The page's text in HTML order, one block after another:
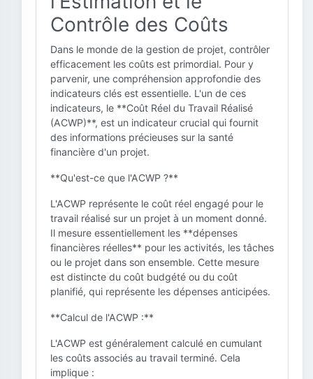
Contrôle des Coûts
Dans le monde de la gestion de projet, contrôler
efficacement les coûts est primordial. Pour y
parvenir, une compréhension approfondie des
indicateurs clés est essentielle. L'un de ces
indicateurs, le **Coût Réel du Travail Réalisé
(ACWP)**, est un indicateur crucial qui fournit
des informations précieuses sur la santé
financière d'un projet.
**Qu'est-ce que l'ACWP ?**
L'ACWP représente le coût réel engagé pour le
travail réalisé sur un projet à un moment donné.
Il mesure essentiellement les **dépenses
financières réelles** pour les activités, les tâches
ou le projet dans son ensemble. Cette mesure
est distincte du coût budgété ou du coût
planifié, qui représente les dépenses anticipées.
**Calcul de l'ACWP :**
L'ACWP est généralement calculé en cumulant
les coûts associés au travail terminé. Cela
implique :